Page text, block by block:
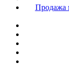
Продажа